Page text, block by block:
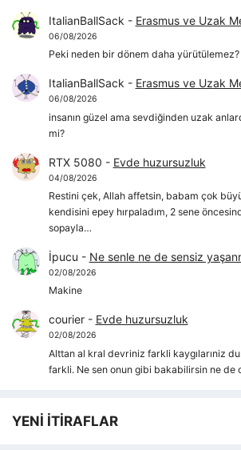
ItalianBallSack - Erasmus ve Uzak
06/08/2026
Peki neden bir dönem daha yürütülemez?
ItalianBallSack - Erasmus ve Uzak
06/08/2026
insanın güzel ama sevdiğinden uzak
mi?
RTX 5080 - Evde huzursuzluk
04/08/2026
Restini çek, Allah affetsin, babam çok
kendisini epey hırpaladım, 2 sene
sopayla…
İpucu - Ne senle ne de sensiz
02/08/2026
Makine
courier- Evde huzursuzluk
02/08/2026
Alttan al kral devriniz farkli kaygılarıniz
farkli. Ne sen onun gibi bakabilirsin ne de
YENİ İTİRAFLAR